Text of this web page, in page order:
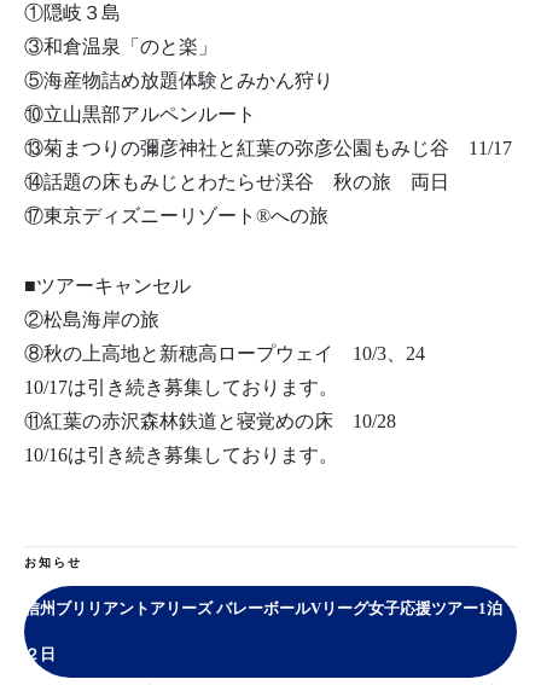
①隠岐３島
③和倉温泉「のと楽」
⑤海産物詰め放題体験とみかん狩り
⑩立山黒部アルペンルート
⑬菊まつりの彌彦神社と紅葉の弥彦公園もみじ谷 11/17
⑭話題の床もみじとわたらせ渓谷 秋の旅 両日
⑰東京ディズニーリゾート®への旅
■ツアーキャンセル
②松島海岸の旅
⑧秋の上高地と新穂高ロープウェイ 10/3、24
10/17は引き続き募集しております。
⑪紅葉の赤沢森林鉄道と寝覚めの床 10/28
10/16は引き続き募集しております。
お知らせ
信州ブリリアントアリーズ バレーボールVリーグ女子応援ツアー1泊
２日